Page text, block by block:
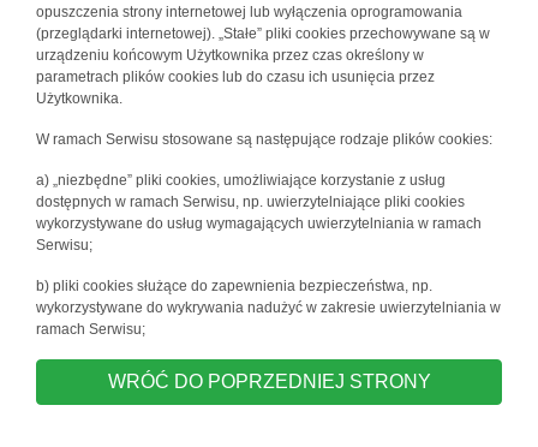
opuszczenia strony internetowej lub wyłączenia oprogramowania
(przeglądarki internetowej). „Stałe” pliki cookies przechowywane są w
urządzeniu końcowym Użytkownika przez czas określony w
parametrach plików cookies lub do czasu ich usunięcia przez
Użytkownika.
W ramach Serwisu stosowane są następujące rodzaje plików cookies:
a) „niezbędne” pliki cookies, umożliwiające korzystanie z usług
dostępnych w ramach Serwisu, np. uwierzytelniające pliki cookies
wykorzystywane do usług wymagających uwierzytelniania w ramach
Serwisu;
b) pliki cookies służące do zapewnienia bezpieczeństwa, np.
wykorzystywane do wykrywania nadużyć w zakresie uwierzytelniania w
ramach Serwisu;
WRÓĆ DO POPRZEDNIEJ STRONY